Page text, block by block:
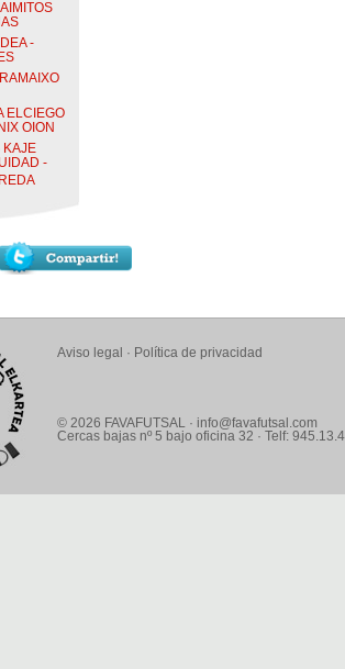
-
ELCIEGO
OION
KAJE
-
Aviso legal · Política de privacidad
© 2026 FAVAFUTSAL · info@favafutsal.com
Cercas bajas nº 5 bajo oficina 32 · Telf: